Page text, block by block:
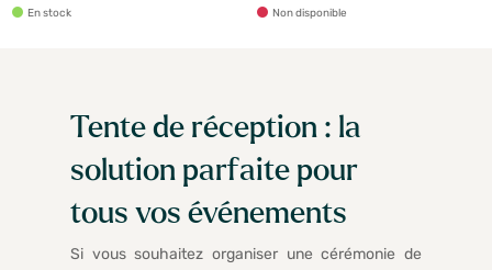
En stock Non disponible
Tente de réception : la
solution parfaite pour
tous vos événements
Si vous souhaitez organiser une cérémonie de